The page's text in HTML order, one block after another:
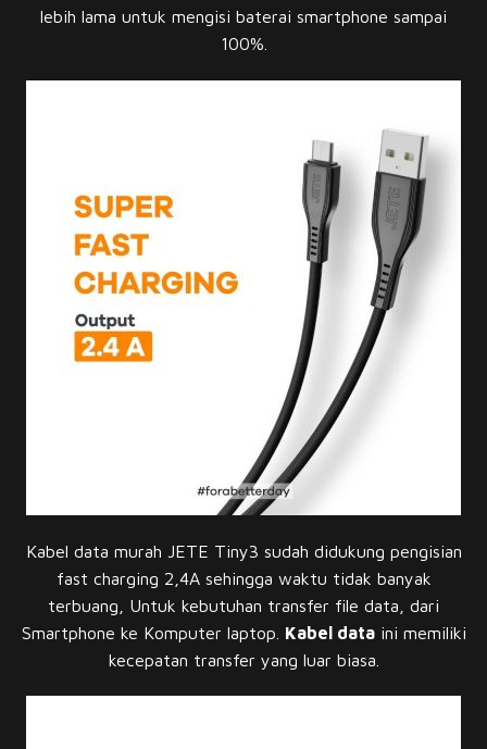
lebih lama untuk mengisi baterai smartphone sampai
100%.
Kabel data murah JETE Tiny3 sudah didukung pengisian
fast charging 2,4A sehingga waktu tidak banyak
terbuang, Untuk kebutuhan transfer file data, dari
Smartphone ke Komputer laptop. Kabel dataini memiliki
kecepatan transfer yang luar biasa.